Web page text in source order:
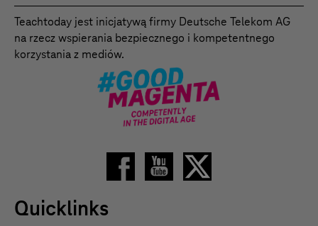
Teachtoday jest inicjatywą firmy Deutsche Telekom AG
na rzecz wspierania bezpiecznego i kompetentnego
korzystania z mediów.
Quicklinks